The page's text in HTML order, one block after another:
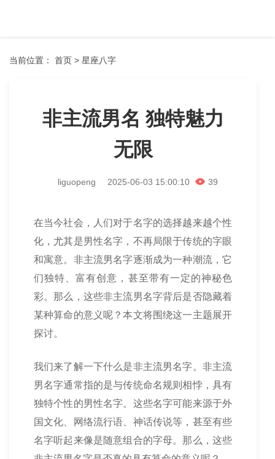
当前位置： 首页 > 星座八字
非主流男名 独特魅力
无限
liguopeng 2025-06-03 15:00:10 39
在当今社会，人们对于名字的选择越来越个性
化，尤其是男性名字，不再局限于传统的字眼
和寓意。非主流男名字逐渐成为一种潮流，它
们独特、富有创意，甚至带有一定的神秘色
彩。那么，这些非主流男名字背后是否隐藏着
某种算命的意义呢？本文将围绕这一主题展开
探讨。
我们来了解一下什么是非主流男名字。非主流
男名字通常指的是与传统命名规则相悖，具有
独特个性的男性名字。这些名字可能来源于外
国文化、网络流行语、神话传说等，甚至有些
名字听起来像是随意组合的字母。那么，这些